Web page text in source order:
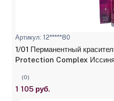
Артикул: 12*****80
1/01 Перманентный
Protection Complex
(0)
1 105 руб.